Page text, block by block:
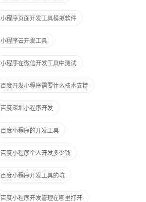
小程序页面开发工具模拟软件
小程序云开发工具
小程序在微信开发工具中测试
百度开发小程序需要什么技术支持
百度深圳小程序开发
百度小程序的开发工具
百度小程序个人开发多少钱
百度小程序开发工具的坑
百度小程序开发管理在哪里打开